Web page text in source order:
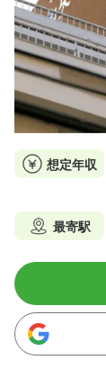
想定年収
最寄駅